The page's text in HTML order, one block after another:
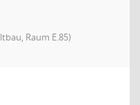
Raum E.85)